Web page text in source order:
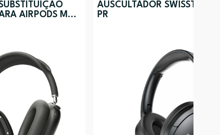
AIRPODS MAX
AUSCULTADOR SWISSTEN
PR